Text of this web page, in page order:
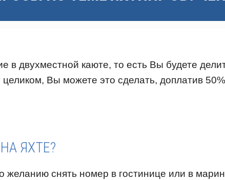
в двухместной каюте, то есть Вы будете
Вы можете это сделать, доплатив
ЯХТЕ?
снять номер в гостинице или в